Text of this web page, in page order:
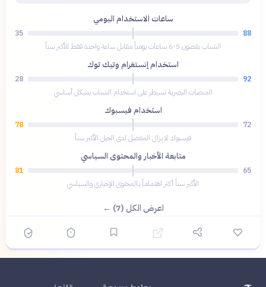
ساعات الاستخدام اليومي
88
35
الشباب يقضون 5-6 ساعات يومياً مقابل ساعة واحدة فقط للأكبر سناً
استخدام إنستغرام وتيك توك
92
28
المنصات البصرية تسيطر على استخدام الشباب بشكل أساسي
استخدام فيسبوك
72
78
فيسبوك لا يزال المفضل لدى الجيل الأكبر سناً
متابعة الأخبار والمحتوى السياسي
65
81
الأكبر سناً أكثر اهتماماً بالمحتوى الإخباري والسياسي
اعرض الكل (7) ←